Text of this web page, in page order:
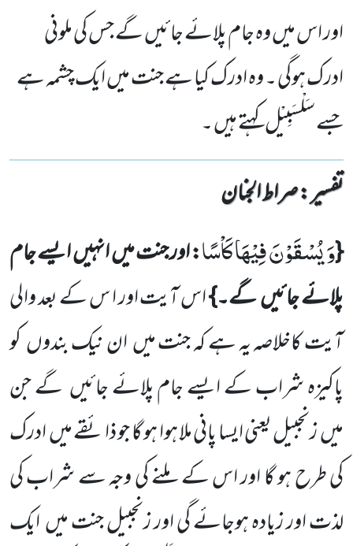
اور اس میں وہ جام پلائے جائیں گے جس کی ملونی
ادرک ہوگی ۔ وہ ادرک کیا ہے جنت میں ایک چشمہ ہے
جسے سَلْسَبِیْل کہتے ہیں ۔
تفسیر : ‎صراط الجنان
{وَ یُسْقَوْنَ فِیْهَا كَاْسًا: اور جنت میںانہیںایسے جام
پلائے جائیںگے۔}اس آیت اور ا س کے بعد والی
آیتکاخلاصہ یہ ہے کہ جنت میںان نیک بندوںکو
پاکیزہ شراب کے ایسے جام پلائے جائیں گے جن
میںزنجبیل یعنی ایسا پانی ملا ہوا ہو گا جو ذائقے میںادرک
کی طرح ہو گا اور اس کے ملنے کی وجہ سے شراب کی
لذت اور زیادہ ہوجائے گی اور زنجبیل جنت میںایک